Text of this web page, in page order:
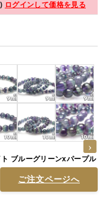
ログインして価格を見る
ブルーグリーンxパープル
ご注文ページへ